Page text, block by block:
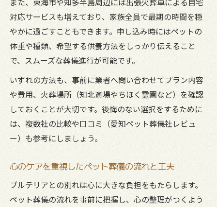
対応サービスも増えており、家族全員で最期の時間を穏
やかに過ごすこともできます。申し込み時にはペットの
体重や種類、希望する供養方法をしっかり伝えること
で、スムーズな葬儀進行が可能です。
いずれの方法も、事前に業者へ問い合わせてプラン内容
や費用、火葬場所（知北斎場やちほく霊園など）を確認
しておくことが大切です。後悔のない選択をするために
は、複数社の比較や口コミ（愛知ペット葬儀社レビュ
ー）も参考にしましょう。
心のケアを重視したペット葬儀の流れと工夫
ブルテリアとの別れは心に大きな負担をもたらします。
ペット葬儀の流れを事前に把握し、心の整理がつくよう